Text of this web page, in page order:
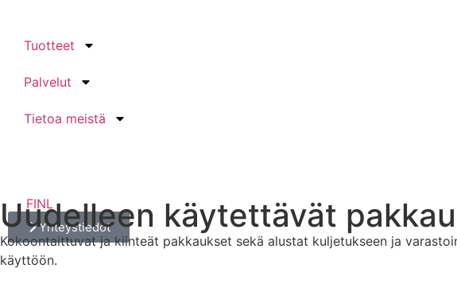
Tuotteet
Palvelut
Tietoa meistä
FINL
Yhteystiedot
Uudelleen käytettävät
Kokoontaittuvat ja kiinteät pakkaukset sekä alustat kuljetukseen ja
käyttöön.